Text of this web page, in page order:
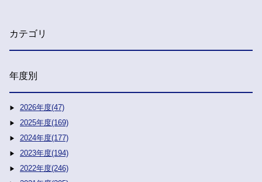
カテゴリ
年度別
2026年度(47)
2025年度(169)
2024年度(177)
2023年度(194)
2022年度(246)